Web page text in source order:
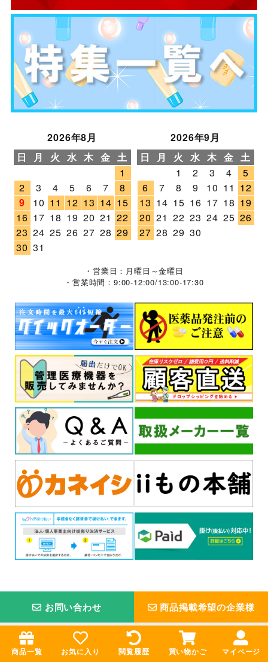
2026年8月
日
月 火 水 木 金 土
1
2
3 4 5 6 7
8
9
10 11 12 13 14 15
16 17 18 19 20 21 22
23 24 25 26 27 28 29
30 31
2026年9月
日
月 火 水 木 金 土
1
2 3 4
5
6
7 8 9 10 11 12
13 14 15 16 17 18 19
20 21 22 23 24 25 26
27 28 29 30
・営業日：月曜日～金曜日
・営業時間：9:00-12:00/13:00-17:30
お問い合わせ 商品掲載希望の企業様
お買い物ガイド
卸売ドットコムとは
インフォメーション
会社概要
商品一覧 お気に入り 閲覧履歴 買い物かご マイページ